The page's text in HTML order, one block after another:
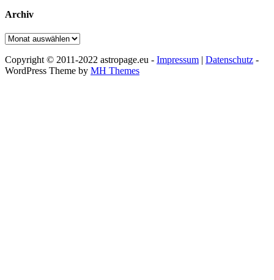
Archiv
Archiv
Copyright © 2011-2022 astropage.eu - Impressum | Datenschutz -
WordPress Theme by MH Themes